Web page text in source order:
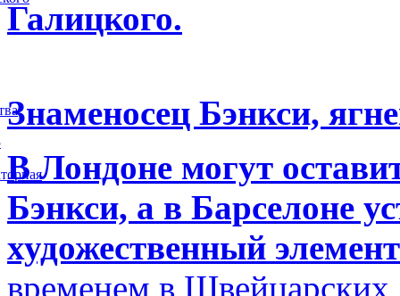
Галицкого.
Знаменосец Бэнкси,
В Лондоне могут
Бэнкси, а в Барселоне
художественный
временем в Швейцарских